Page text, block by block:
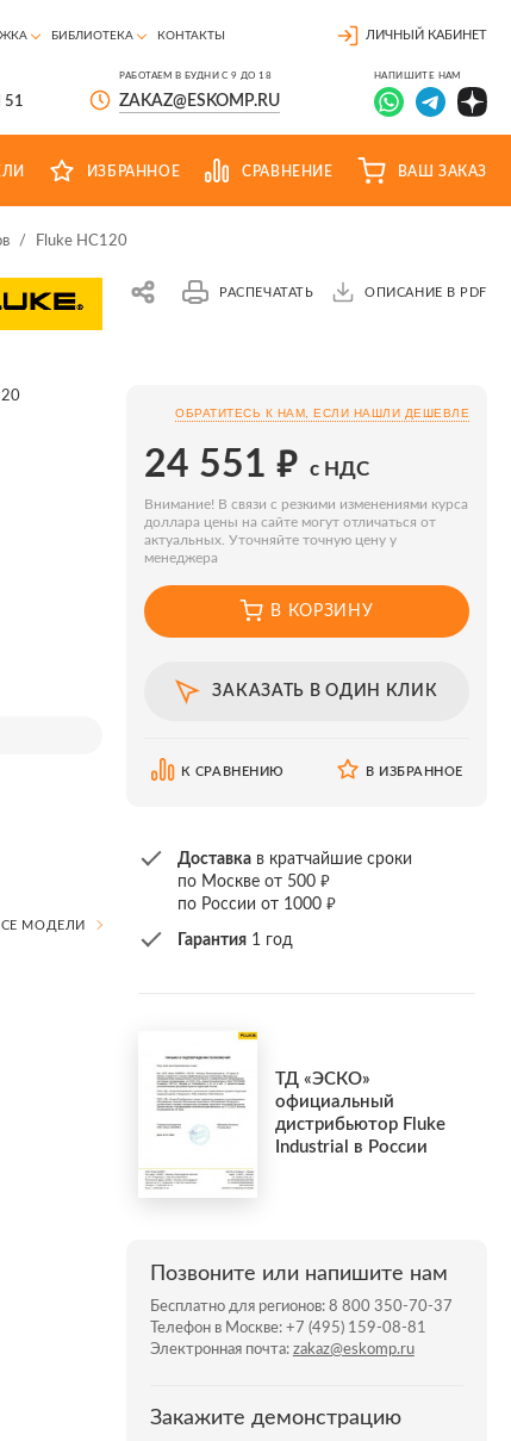
БИБЛИОТЕКА КОНТАКТЫ ЛИЧНЫЙ КАБИНЕТ
РАБОТАЕМ В БУДНИ С 9 ДО 18
ZAKAZ@ESKOMP.RU
НАПИШИТЕ НАМ
ИЗБРАННОЕ СРАВНЕНИЕ ВАШ ЗАКАЗ
/ Fluke HC120
РАСПЕЧАТАТЬ ОПИСАНИЕ В PDF
МОДЕЛИ
ОБРАТИТЕСЬ К НАМ, ЕСЛИ НАШЛИ ДЕШЕВЛЕ
24 551 ₽ с НДС
Внимание! В связи с резкими изменениями курса
доллара цены на сайте могут отличаться от
актуальных. Уточняйте точную цену у
менеджера
В КОРЗИНУ
ЗАКАЗАТЬ В ОДИН КЛИК
К СРАВНЕНИЮ В ИЗБРАННОЕ
Доставкав кратчайшие сроки
по Москве от 500 ₽
по России от 1000 ₽
Гарантия1 год
ТД «ЭСКО»
официальный
дистрибьютор Fluke
Industrial в России
Позвоните или напишите нам
Бесплатно для регионов: 8 800 350-70-37
Телефон в Москве: +7 (495) 159-08-81
Электронная почта: zakaz@eskomp.ru
Закажите демонстрацию